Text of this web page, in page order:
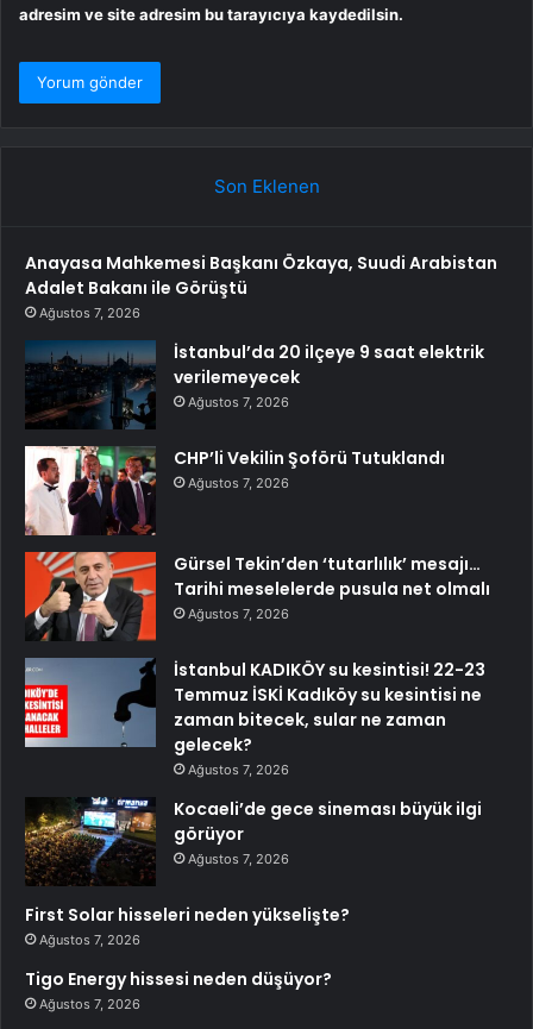
adresim ve site adresim bu tarayıcıya kaydedilsin.
Son Eklenen
Anayasa Mahkemesi Başkanı Özkaya, Suudi Arabistan
Adalet Bakanı ile Görüştü
Ağustos 7, 2026
İstanbul’da 20 ilçeye 9 saat elektrik
verilemeyecek
Ağustos 7, 2026
CHP’li Vekilin Şoförü Tutuklandı
Ağustos 7, 2026
Gürsel Tekin’den ‘tutarlılık’ mesajı…
Tarihi meselelerde pusula net olmalı
Ağustos 7, 2026
İstanbul KADIKÖY su kesintisi! 22-23
Temmuz İSKİ Kadıköy su kesintisi ne
zaman bitecek, sular ne zaman
gelecek?
Ağustos 7, 2026
Kocaeli’de gece sineması büyük ilgi
görüyor
Ağustos 7, 2026
First Solar hisseleri neden yükselişte?
Ağustos 7, 2026
Tigo Energy hissesi neden düşüyor?
Ağustos 7, 2026